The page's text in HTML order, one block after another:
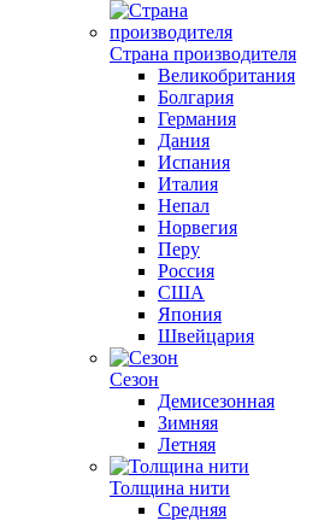
Страна производителя
Великобритания
Болгария
Германия
Дания
Испания
Италия
Непал
Норвегия
Перу
Россия
США
Япония
Швейцария
Сезон
Демисезонная
Зимняя
Летняя
Толщина нити
Средняя